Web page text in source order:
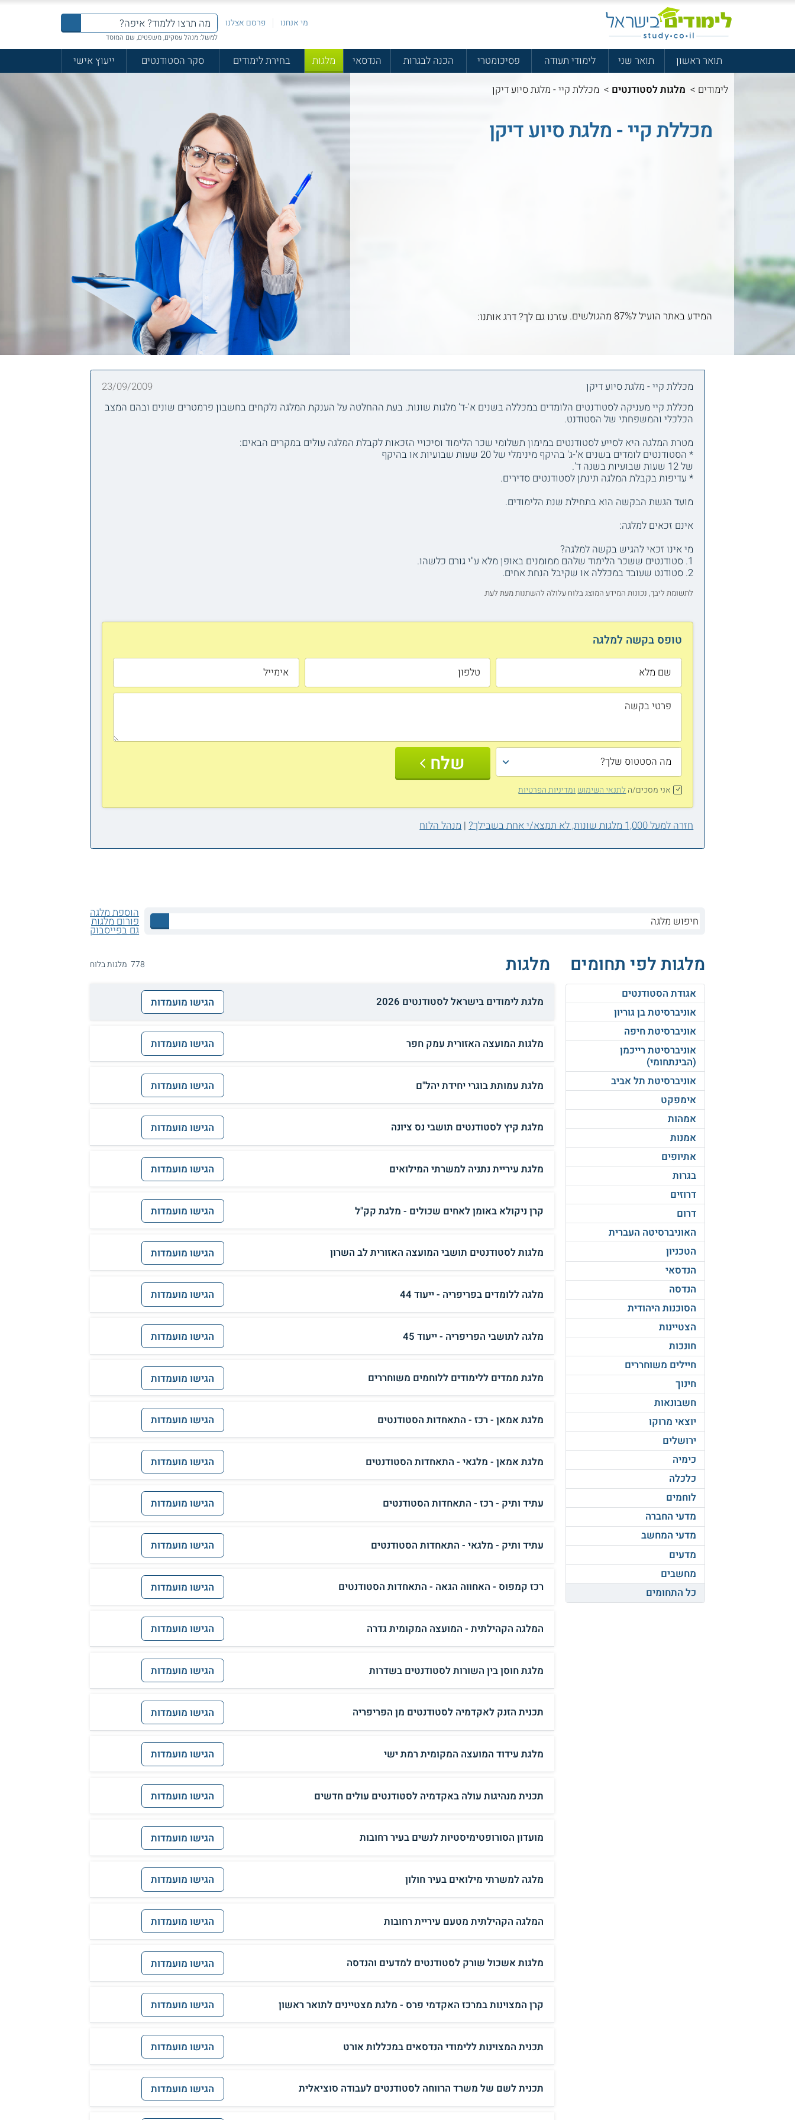
מי אנחנו פרסם אצלנו
למשל: מנהל עסקים, משפטים, שם המוסד
תואר ראשון תואר שני לימודי תעודה פסיכומטרי הכנה לבגרות הנדסאי מלגות בחירת לימודים סקר הסטודנטים
ייעוץ אישי
לימודים > מלגות לסטודנטים > מכללת קיי - מלגת סיוע דיקן
מכללת קיי - מלגת סיוע דיקן
המידע באתר הועיל ל87% מהגולשים. עזרנו גם לך? דרג אותנו:
מכללת קיי - מלגת סיוע דיקן
23/09/2009
מכללת קיי מעניקה לסטודנטים הלומדים במכללה בשנים א'-ד' מלגות שונות. בעת ההחלטה על הענקת המלגה נלקחים בחשבון פרמטרים שונים ובהם המצב
הכלכלי והמשפחתי של הסטודנט.
מטרת המלגה היא לסייע לסטודנטים במימון תשלומי שכר הלימוד וסיכויי הזכאות לקבלת המלגה עולים במקרים הבאים:
* הסטודנטים לומדים בשנים א'-ג' בהיקף מינימלי של 20 שעות שבועיות או בהיקף
של 12 שעות שבועיות בשנה ד'.
* עדיפות בקבלת המלגה תינתן לסטודנטים סדירים.
מועד הגשת הבקשה הוא בתחילת שנת הלימודים.
אינם זכאים למלגה:
מי אינו זכאי להגיש בקשה למלגה?
1. סטודנטים ששכר הלימוד שלהם ממומנים באופן מלא ע"י גורם כלשהו.
2. סטודנט שעובד במכללה או שקיבל הנחת אחים.
לתשומת ליבך, נכונות המידע המוצג בלוח עלולה להשתנות מעת לעת.
טופס בקשה למלגה
שלח
אני מסכים/הלתנאי השימוש ומדיניות הפרטיות
חזרה למעל 1,000 מלגות שונות, לא תמצא/י אחת בשבילך? | מנהל הלוח
הוספת מלגה
פורום מלגות
גם בפייסבוק
מלגות לפי תחומים
אגודת הסטודנטים
אוניברסיטת בן גוריון
אוניברסיטת חיפה
אוניברסיטת רייכמן
(הבינתחומי)
אוניברסיטת תל אביב
אימפקט
אמהות
אמנות
אתיופים
בגרות
דרוזים
דרום
האוניברסיטה העברית
הטכניון
הנדסאי
הנדסה
הסוכנות היהודית
הצטיינות
חונכות
חיילים משוחררים
חינוך
חשבונאות
יוצאי מרוקו
ירושלים
כימיה
כלכלה
לוחמים
מדעי החברה
מדעי המחשב
מדעים
מחשבים
כל התחומים
מלגות 778 מלגות בלוח
מלגת לימודים בישראל לסטודנטים 2026 הגישו מועמדות
מלגות המועצה האזורית עמק חפר הגישו מועמדות
מלגת עמותת בוגרי יחידת יהל"ם הגישו מועמדות
מלגת קיץ לסטודנטים תושבי נס ציונה הגישו מועמדות
מלגת עיריית נתניה למשרתי המילואים הגישו מועמדות
קרן ניקולא באומן לאחים שכולים - מלגת קק"ל הגישו מועמדות
מלגות לסטודנטים תושבי המועצה האזורית לב השרון הגישו מועמדות
מלגה ללומדים בפריפריה - ייעוד 44 הגישו מועמדות
מלגה לתושבי הפריפריה - ייעוד 45 הגישו מועמדות
מלגת ממדים ללימודים ללוחמים משוחררים הגישו מועמדות
מלגת אמאן - רכז - התאחדות הסטודנטים הגישו מועמדות
מלגת אמאן - מלגאי - התאחדות הסטודנטים הגישו מועמדות
עתיד ותיק - רכז - התאחדות הסטודנטים הגישו מועמדות
עתיד ותיק - מלגאי - התאחדות הסטודנטים הגישו מועמדות
רכז קמפוס - האחווה הגאה - התאחדות הסטודנטים הגישו מועמדות
המלגה הקהילתית - המועצה המקומית גדרה הגישו מועמדות
מלגת חוסן בין השורות לסטודנטים בשדרות הגישו מועמדות
תכנית הזנק לאקדמיה לסטודנטים מן הפריפריה הגישו מועמדות
מלגת עידוד המועצה המקומית רמת ישי הגישו מועמדות
תכנית מנהיגות עולה באקדמיה לסטודנטים עולים חדשים הגישו מועמדות
מועדון הסורופטימיסטיות לנשים בעיר רחובות הגישו מועמדות
מלגה למשרתי מילואים בעיר חולון הגישו מועמדות
המלגה הקהילתית מטעם עיריית רחובות הגישו מועמדות
מלגות אשכול שורק לסטודנטים למדעים והנדסה הגישו מועמדות
קרן המצוינות במרכז האקדמי פרס - מלגת מצטיינים לתואר ראשון הגישו מועמדות
תכנית המצוינות ללימודי הנדסאים במכללות אורט הגישו מועמדות
תכנית לשם של משרד הרווחה לסטודנטים לעבודה סוציאלית הגישו מועמדות